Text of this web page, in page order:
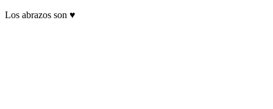
Los abrazos son ♥